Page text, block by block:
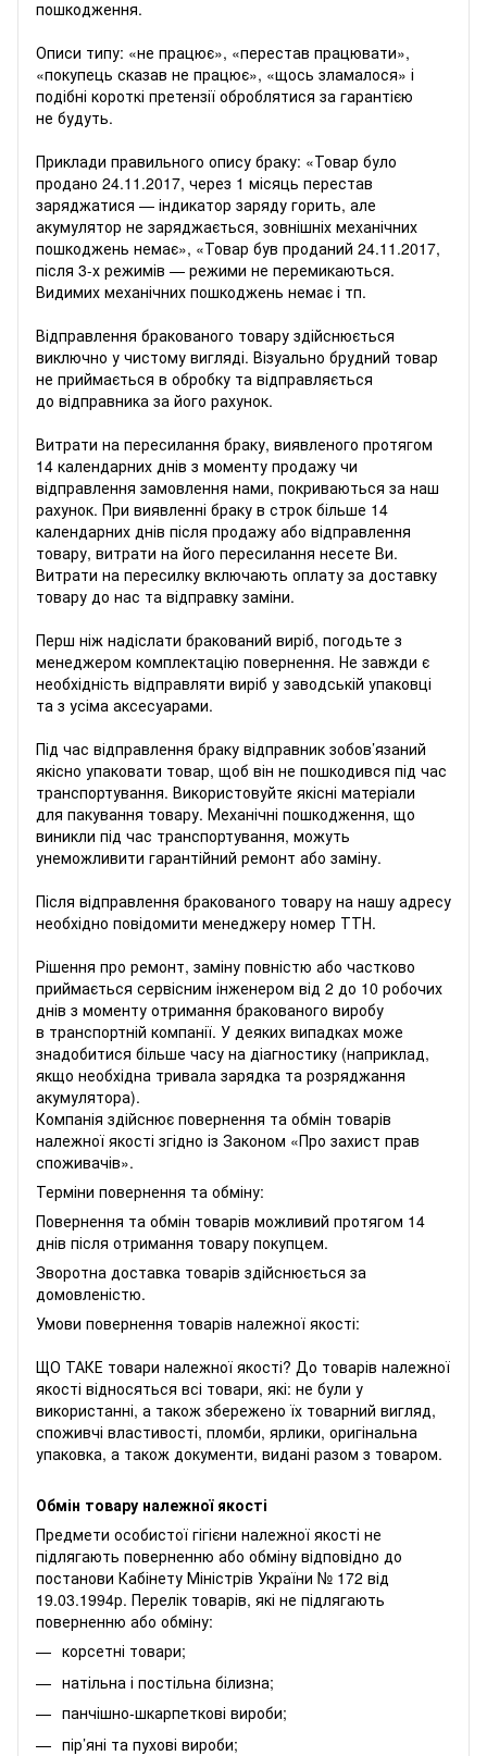
пошкодження.
Описи типу: «не працює», «перестав працювати»,
«покупець сказав не працює», «щось зламалося» і
подібні короткі претензії оброблятися за гарантією
не будуть.
Приклади правильного опису браку: «Товар було
продано 24.11.2017, через 1 місяць перестав
заряджатися — індикатор заряду горить, але
акумулятор не заряджається, зовнішніх механічних
пошкоджень немає», «Товар був проданий 24.11.2017,
після 3-х режимів — режими не перемикаються.
Видимих ​​механічних пошкоджень немає і тп.
Відправлення бракованого товару здійснюється
виключно у чистому вигляді. Візуально брудний товар
не приймається в обробку та відправляється
до відправника за його рахунок.
Витрати на пересилання браку, виявленого протягом
14 календарних днів з моменту продажу чи
відправлення замовлення нами, покриваються за наш
рахунок. При виявленні браку в строк більше 14
календарних днів після продажу або відправлення
товару, витрати на його пересилання несете Ви.
Витрати на пересилку включають оплату за доставку
товару до нас та відправку заміни.
Перш ніж надіслати бракований виріб, погодьте з
менеджером комплектацію повернення. Не завжди є
необхідність відправляти виріб у заводській упаковці
та з усіма аксесуарами.
Під час відправлення браку відправник зобов’язаний
якісно упаковати товар, щоб він не пошкодився під час
транспортування. Використовуйте якісні матеріали
для пакування товару. Механічні пошкодження, що
виникли під час транспортування, можуть
унеможливити гарантійний ремонт або заміну.
Після відправлення бракованого товару на нашу адресу
необхідно повідомити менеджеру номер ТТН.
Рішення про ремонт, заміну повністю або частково
приймається сервісним інженером від 2 до 10 робочих
днів з моменту отримання бракованого виробу
в транспортній компанії. У деяких випадках може
знадобитися більше часу на діагностику (наприклад,
якщо необхідна тривала зарядка та розряджання
акумулятора).
Компанія здійснює повернення та обмін товарів
належної якості згідно із Законом «Про захист прав
споживачів».
Терміни повернення та обміну:
Повернення та обмін товарів можливий протягом 14
днів після отримання товару покупцем.
Зворотна доставка товарів здійснюється за
домовленістю.
Умови повернення товарів належної якості:
ЩО ТАКЕ товари належної якості? До товарів належної
якості відносяться всі товари, які: не були у
використанні, а також збережено їх товарний вигляд,
споживчі властивості, пломби, ярлики, оригінальна
упаковка, а також документи, видані разом з товаром.
Обмін товару належної якості
Предмети особистої гігієни належної якості не
підлягають поверненню або обміну відповідно до
постанови Кабінету Міністрів України № 172 від
19.03.1994р. Перелік товарів, які не підлягають
поверненню або обміну:
корсетні товари;
натільна і постільна білизна;
панчішно-шкарпеткові вироби;
пір’яні та пухові вироби;